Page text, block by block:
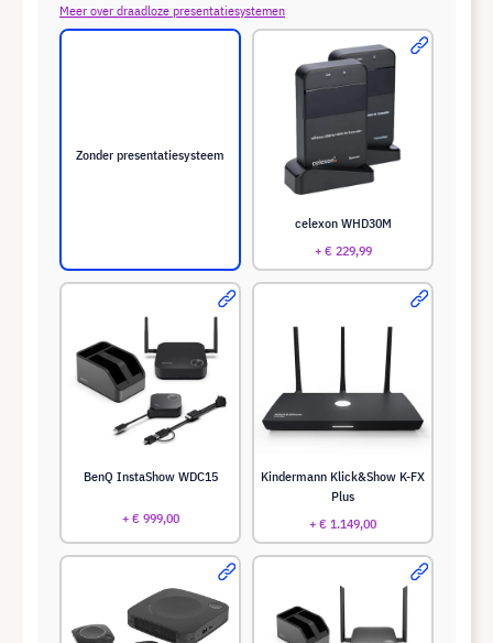
Meer over draadloze presentatiesystemen
Zonder presentatiesysteem
celexon WHD30M
+ € 229,99
BenQ InstaShow WDC15
+ € 999,00
Kindermann Klick&Show K-FX
Plus
+ € 1.149,00